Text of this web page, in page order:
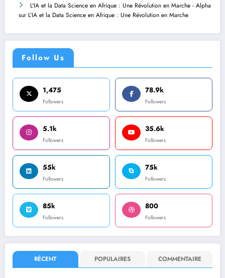
L'IA et la Data Science en Afrique : Une Révolution en Marche - Alpha
sur L’IA et la Data Science en Afrique : Une Révolution en Marche
Follow Us
1,475
Followers
78.9k
Followers
5.1k
Followers
35.6k
Followers
55k
Followers
75k
Followers
85k
Followers
800
Followers
RÉCENT POPULAIRES COMMENTAIRE